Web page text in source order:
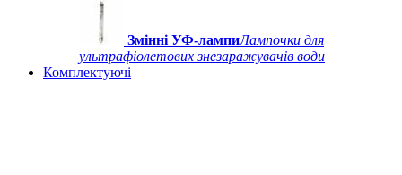
Змінні УФ-лампиЛампочки для
ультрафіолетових знезаражувачів води
Комплектуючі